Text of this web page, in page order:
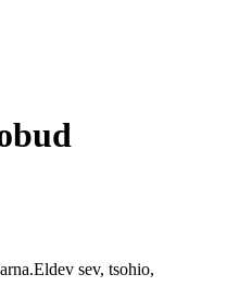
sev, tsohio,